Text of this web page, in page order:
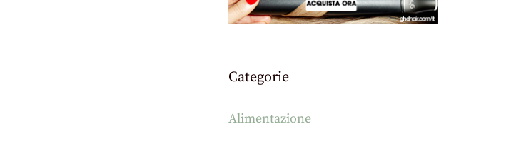
Categorie
Alimentazione